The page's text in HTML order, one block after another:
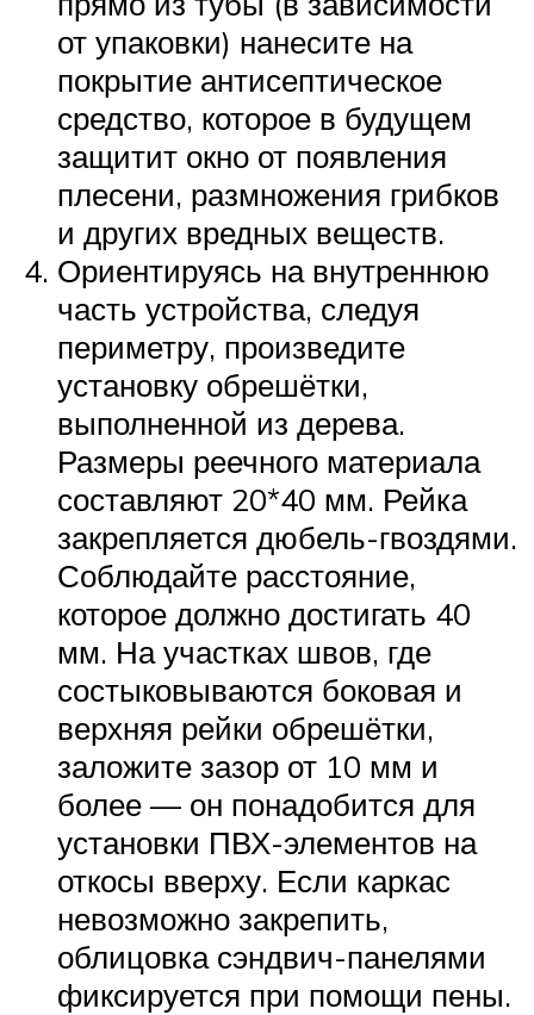
от упаковки) нанесите на
покрытие антисептическое
средство, которое в будущем
защитит окно от появления
плесени, размножения грибков
и других вредных веществ.
Ориентируясь на внутреннюю
часть устройства, следуя
периметру, произведите
установку обрешётки,
выполненной из дерева.
Размеры реечного материала
составляют 20*40 мм. Рейка
закрепляется дюбель-гвоздями.
Соблюдайте расстояние,
которое должно достигать 40
мм. На участках швов, где
состыковываются боковая и
верхняя рейки обрешётки,
заложите зазор от 10 мм и
более — он понадобится для
установки ПВХ-элементов на
откосы вверху. Если каркас
невозможно закрепить,
облицовка сэндвич-панелями
фиксируется при помощи пены.